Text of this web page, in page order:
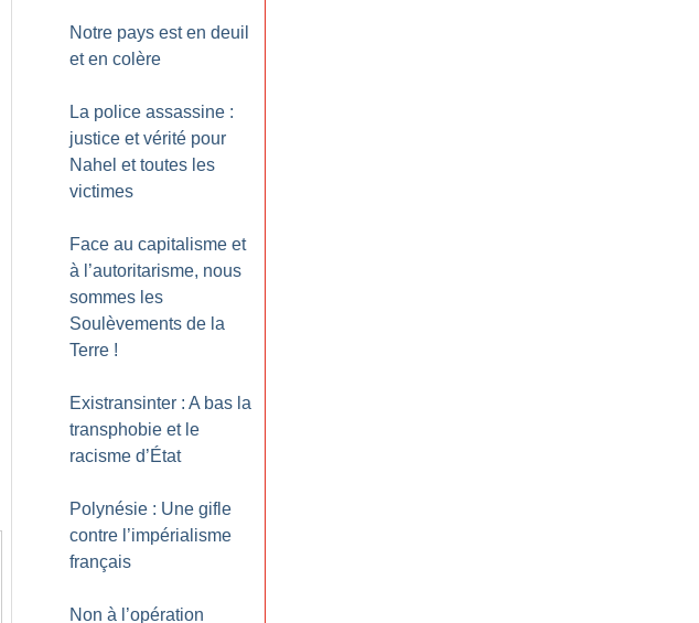
Notre pays est en deuil
et en colère
La police assassine :
justice et vérité pour
Nahel et toutes les
victimes
Face au capitalisme et
à l’autoritarisme, nous
sommes les
Soulèvements de la
Terre !
Existransinter : A bas la
transphobie et le
racisme d’État
Polynésie : Une gifle
contre l’impérialisme
français
Non à l’opération